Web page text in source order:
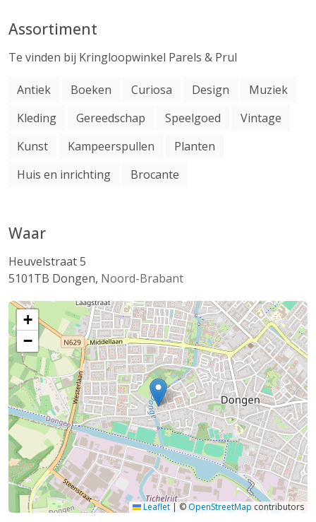
Assortiment
Te vinden bij Kringloopwinkel Parels & Prul
Antiek Boeken Curiosa Design
Muziek
Kleding
Gereedschap Speelgoed
Vintage
Kunst
Kampeerspullen
Planten
Huis en inrichting
Brocante
Waar
Heuvelstraat 5
5101TB Dongen, Noord-Brabant
+
−
Leaflet| ©OpenStreetMap contributors